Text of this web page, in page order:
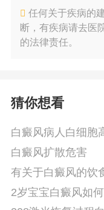
任何关于疾病的
断，有疾病请去医
的法律责任。
猜你想看
白癜风病人白细胞
白癜风扩散危害
有关于白癜风的饮
2岁宝宝白癜风如